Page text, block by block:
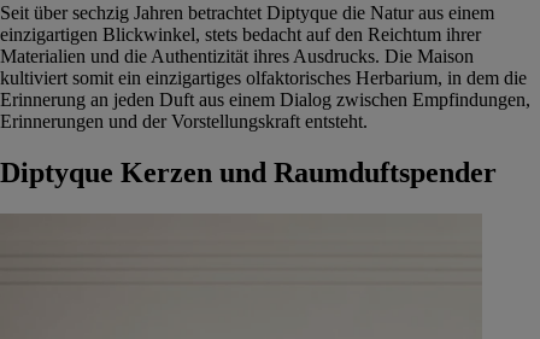
Seit über sechzig Jahren betrachtet Diptyque die Natur aus einem
einzigartigen Blickwinkel, stets bedacht auf den Reichtum ihrer
Materialien und die Authentizität ihres Ausdrucks. Die Maison
kultiviert somit ein einzigartiges olfaktorisches Herbarium, in dem die
Erinnerung an jeden Duft aus einem Dialog zwischen Empfindungen,
Erinnerungen und der Vorstellungskraft entsteht.
Diptyque Kerzen und Raumduftspender